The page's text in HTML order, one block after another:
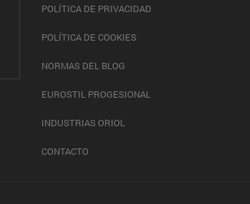
POLÍTICA DE PRIVACIDAD
POLÍTICA DE COOKIES
NORMAS DEL BLOG
EUROSTIL PROGESIONAL
INDUSTRIAS ORIOL
CONTACTO